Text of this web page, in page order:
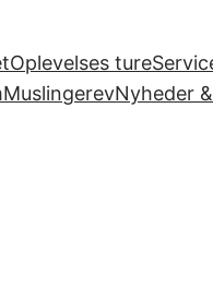
Oplevelses ture
MuslingerevNyheder